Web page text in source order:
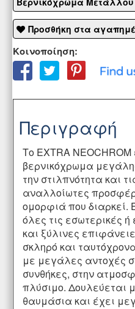
Προσθήκη στα
Κοινοποίηση:
Περιγραφή
Το EXTRA
βερνικόχρωμα
την στιλπνότητα και
αναλλοίωτες
ομορφιά που διαρκεί.
όλες τις εσωτερικές
και ξύλινες
σκληρό και
με μεγάλες αντοχές
συνθήκες, στην
πλύσιμο. Δουλεύεται
θαυμάσια και έχει